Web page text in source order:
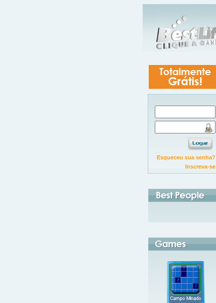
Esqueceu sua senha?
Inscreva-se